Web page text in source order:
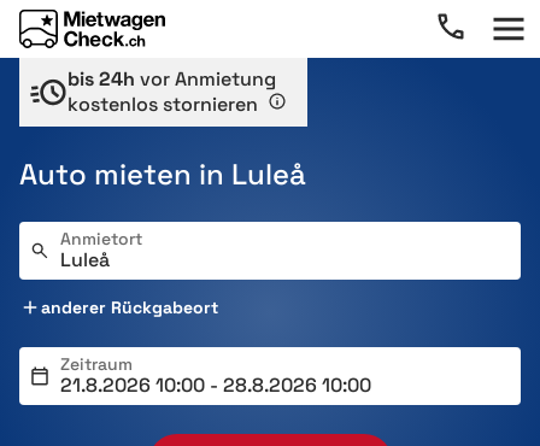
bis 24h vor Anmietung
kostenlos stornieren
Auto mieten in Luleå
Anmietort
anderer Rückgabeort
Zeitraum